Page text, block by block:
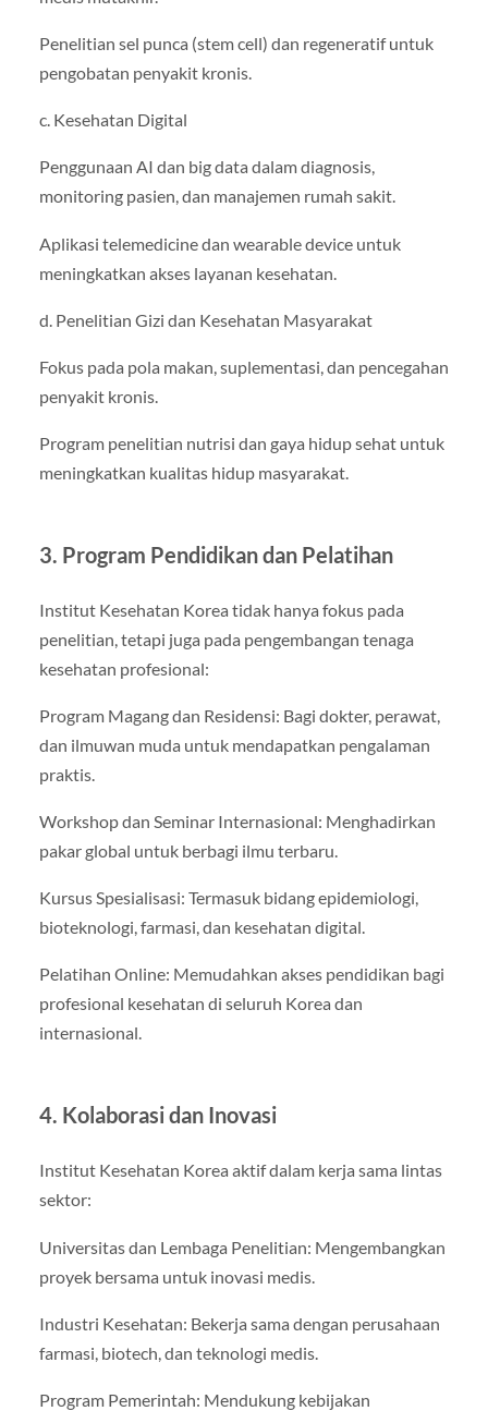
Penelitian sel punca (stem cell) dan regeneratif untuk
pengobatan penyakit kronis.
c. Kesehatan Digital
Penggunaan AI dan big data dalam diagnosis,
monitoring pasien, dan manajemen rumah sakit.
Aplikasi telemedicine dan wearable device untuk
meningkatkan akses layanan kesehatan.
d. Penelitian Gizi dan Kesehatan Masyarakat
Fokus pada pola makan, suplementasi, dan pencegahan
penyakit kronis.
Program penelitian nutrisi dan gaya hidup sehat untuk
meningkatkan kualitas hidup masyarakat.
3. Program Pendidikan dan Pelatihan
Institut Kesehatan Korea tidak hanya fokus pada
penelitian, tetapi juga pada pengembangan tenaga
kesehatan profesional:
Program Magang dan Residensi: Bagi dokter, perawat,
dan ilmuwan muda untuk mendapatkan pengalaman
praktis.
Workshop dan Seminar Internasional: Menghadirkan
pakar global untuk berbagi ilmu terbaru.
Kursus Spesialisasi: Termasuk bidang epidemiologi,
bioteknologi, farmasi, dan kesehatan digital.
Pelatihan Online: Memudahkan akses pendidikan bagi
profesional kesehatan di seluruh Korea dan
internasional.
4. Kolaborasi dan Inovasi
Institut Kesehatan Korea aktif dalam kerja sama lintas
sektor:
Universitas dan Lembaga Penelitian: Mengembangkan
proyek bersama untuk inovasi medis.
Industri Kesehatan: Bekerja sama dengan perusahaan
farmasi, biotech, dan teknologi medis.
Program Pemerintah: Mendukung kebijakan